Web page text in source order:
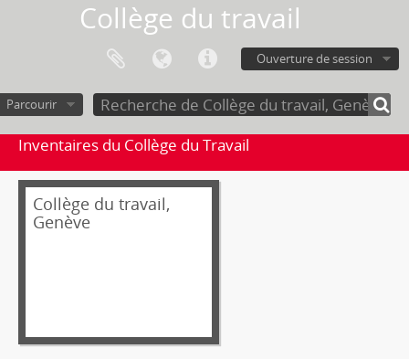
Collège du travail
Ouverture de session
Parcourir
Inventaires du Collège du Travail
Collège du travail,
Genève